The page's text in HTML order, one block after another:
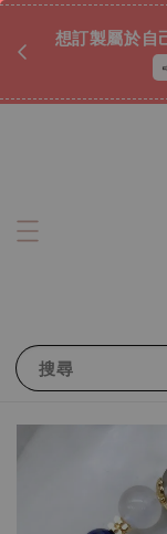
想訂製屬於自
搜尋